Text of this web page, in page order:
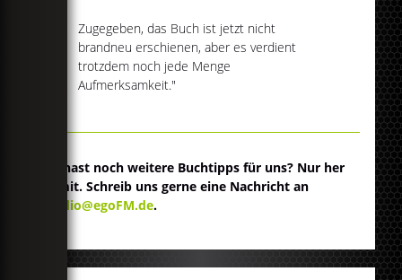
Zugegeben, das Buch ist jetzt nicht
brandneu erschienen, aber es verdient
trotzdem noch jede Menge
Aufmerksamkeit."
Du hast noch weitere Buchtipps für uns? Nur her
damit. Schreib uns gerne eine Nachricht an
studio@egoFM.de.